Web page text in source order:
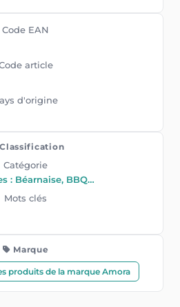
Code EAN
article
d'origine
Classification
Catégorie
: Béarnaise, BBQ…
Mots clés
Marque
produits de la marque Amora